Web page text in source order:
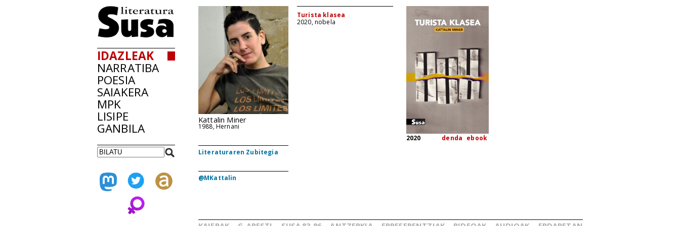
IDAZLEAK
NARRATIBA
POESIA
SAIAKERA
MPK
LISIPE
GANBILA
Kattalin Miner
1988, Hernani
Literaturaren Zubitegia
@MKattalin
Turista klasea
2020, nobela
denda ebook
2020